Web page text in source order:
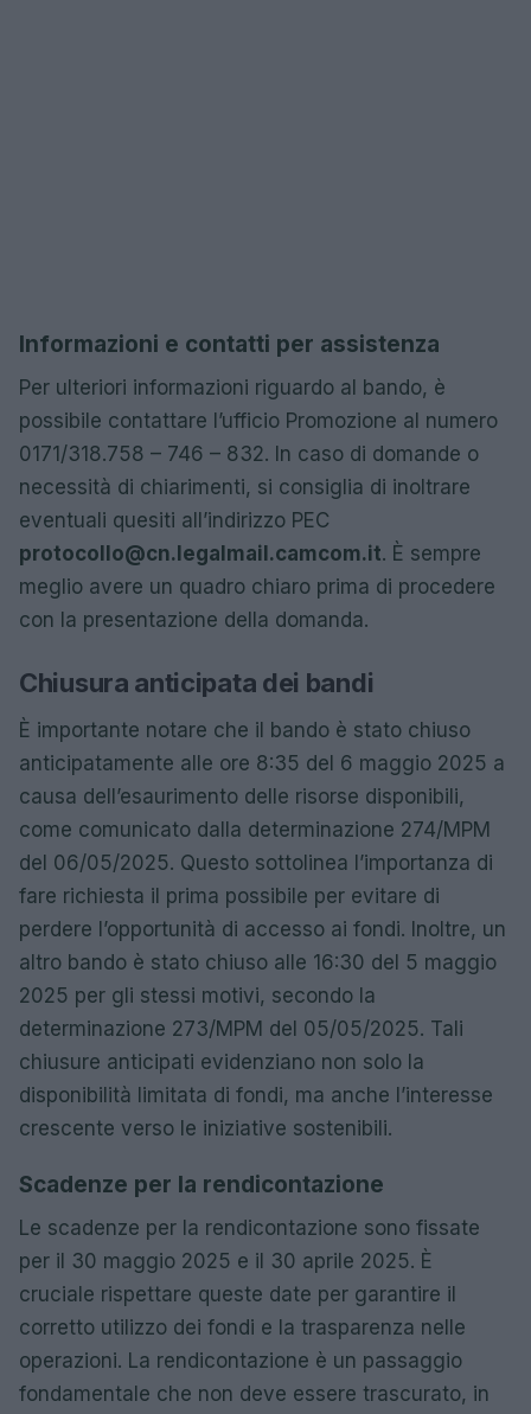
Informazioni e contatti per assistenza
Per ulteriori informazioni riguardo al bando, è
possibile contattare l’ufficio Promozione al numero
0171/318.758 – 746 – 832. In caso di domande o
necessità di chiarimenti, si consiglia di inoltrare
eventuali quesiti all’indirizzo PEC
protocollo@cn.legalmail.camcom.it. È sempre
meglio avere un quadro chiaro prima di procedere
con la presentazione della domanda.
Chiusura anticipata dei bandi
È importante notare che il bando è stato chiuso
anticipatamente alle ore 8:35 del 6 maggio 2025 a
causa dell’esaurimento delle risorse disponibili,
come comunicato dalla determinazione 274/MPM
del 06/05/2025. Questo sottolinea l’importanza di
fare richiesta il prima possibile per evitare di
perdere l’opportunità di accesso ai fondi. Inoltre, un
altro bando è stato chiuso alle 16:30 del 5 maggio
2025 per gli stessi motivi, secondo la
determinazione 273/MPM del 05/05/2025. Tali
chiusure anticipati evidenziano non solo la
disponibilità limitata di fondi, ma anche l’interesse
crescente verso le iniziative sostenibili.
Scadenze per la rendicontazione
Le scadenze per la rendicontazione sono fissate
per il 30 maggio 2025 e il 30 aprile 2025. È
cruciale rispettare queste date per garantire il
corretto utilizzo dei fondi e la trasparenza nelle
operazioni. La rendicontazione è un passaggio
fondamentale che non deve essere trascurato, in